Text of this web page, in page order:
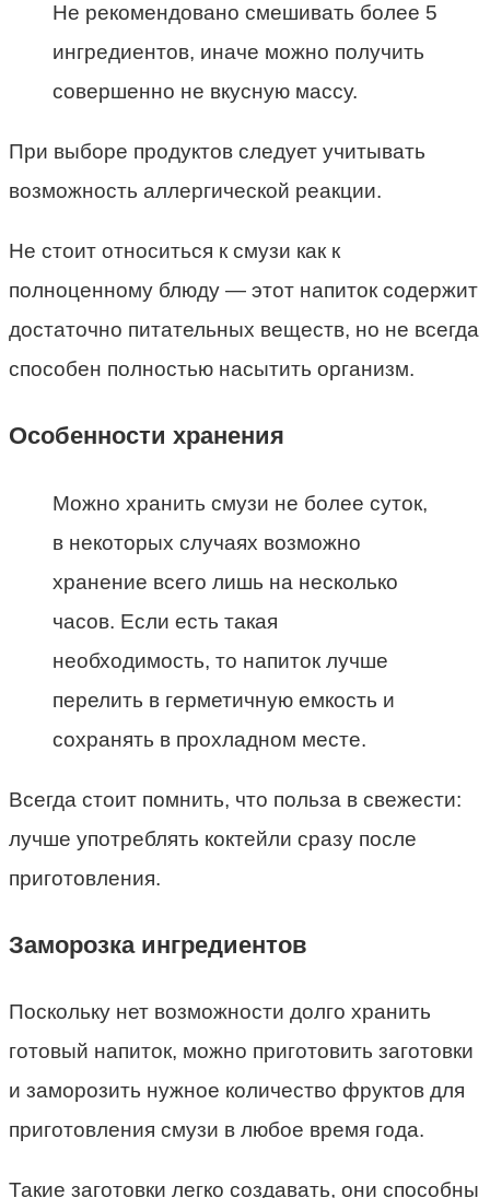
Не рекомендовано смешивать более 5
ингредиентов, иначе можно получить
совершенно не вкусную массу.
При выборе продуктов следует учитывать
возможность аллергической реакции.
Не стоит относиться к смузи как к
полноценному блюду — этот напиток содержит
достаточно питательных веществ, но не всегда
способен полностью насытить организм.
Особенности хранения
Можно хранить смузи не более суток,
в некоторых случаях возможно
хранение всего лишь на несколько
часов. Если есть такая
необходимость, то напиток лучше
перелить в герметичную емкость и
сохранять в прохладном месте.
Всегда стоит помнить, что польза в свежести:
лучше употреблять коктейли сразу после
приготовления.
Заморозка ингредиентов
Поскольку нет возможности долго хранить
готовый напиток, можно приготовить заготовки
и заморозить нужное количество фруктов для
приготовления смузи в любое время года.
Такие заготовки легко создавать, они способны